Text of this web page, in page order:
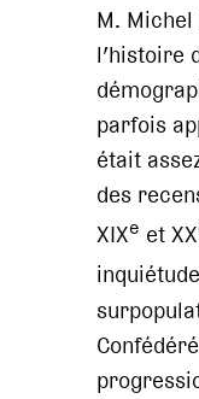
M.
l’histoire
parfois
était
des
XIXe et XX